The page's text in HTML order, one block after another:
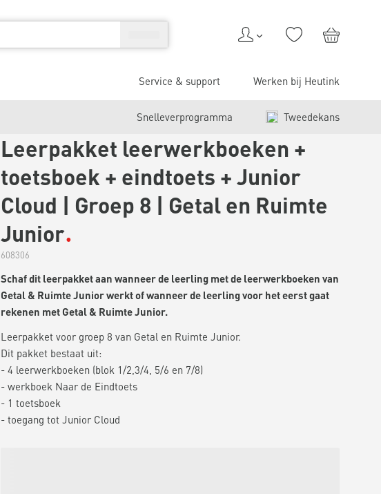
Service & support Werken bij Heutink
Snelleverprogramma Tweedekans
Leerpakket leerwerkboeken +
toetsboek + eindtoets + Junior
Cloud | Groep 8 | Getal en Ruimte
Junior
608306
Schaf dit leerpakket aan wanneer de leerling met de leerwerkboeken van
Getal & Ruimte Junior werkt of wanneer de leerling voor het eerst gaat
rekenen met Getal & Ruimte Junior.
Leerpakket voor groep 8 van Getal en Ruimte Junior.
Dit pakket bestaat uit:
- 4 leerwerkboeken (blok 1/2,3/4, 5/6 en 7/8)
- werkboek Naar de Eindtoets
- 1 toetsboek
- toegang tot Junior Cloud